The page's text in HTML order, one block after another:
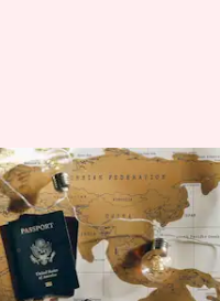
Terbaik
Stres
01:39 pm